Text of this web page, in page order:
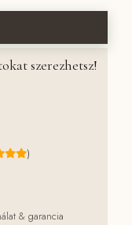
szerezhetsz!
)
& garancia